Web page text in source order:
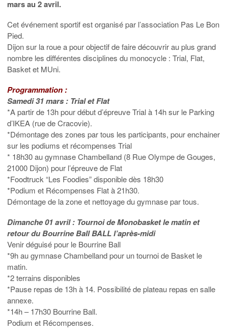
mars au 2 avril.
Cet événement sportif est organisé par l’association Pas Le Bon
Pied.
Dijon sur la roue a pour objectif de faire découvrir au plus grand
nombre les différentes disciplines du monocycle : Trial, Flat,
Basket et MUni.
Programmation :
Samedi 31 mars : Trial et Flat
*A partir de 13h pour début d’épreuve Trial à 14h sur le Parking
d’IKEA (rue de Cracovie).
*Démontage des zones par tous les participants, pour enchainer
sur les podiums et récompenses Trial
* 18h30 au gymnase Chambelland (8 Rue Olympe de Gouges,
21000 Dijon) pour l’épreuve de Flat
*Foodtruck “Les Foodies” disponible dès 18h30
*Podium et Récompenses Flat à 21h30.
Démontage de la zone et nettoyage du gymnase par tous.
Dimanche 01 avril : Tournoi de Monobasket le matin et
retour du Bourrine Ball BALL l’après-midi
Venir déguisé pour le Bourrine Ball
*9h au gymnase Chambelland pour un tournoi de Basket le
matin.
*2 terrains disponibles
*Pause repas de 13h à 14. Possibilité de plateau repas en salle
annexe.
*14h – 17h30 Bourrine Ball.
Podium et Récompenses.